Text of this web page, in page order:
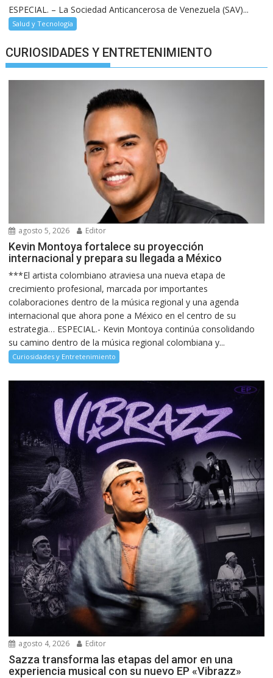
ESPECIAL. – La Sociedad Anticancerosa de Venezuela (SAV)...
Salud y Tecnología
CURIOSIDADES Y ENTRETENIMIENTO
agosto 5, 2026 Editor
Kevin Montoya fortalece su proyección
internacional y prepara su llegada a México
***El artista colombiano atraviesa una nueva etapa de
crecimiento profesional, marcada por importantes
colaboraciones dentro de la música regional y una agenda
internacional que ahora pone a México en el centro de su
estrategia… ESPECIAL.- Kevin Montoya continúa consolidando
su camino dentro de la música regional colombiana y...
Curiosidades y Entretenimiento
agosto 4, 2026 Editor
Sazza transforma las etapas del amor en una
experiencia musical con su nuevo EP «Vibrazz»